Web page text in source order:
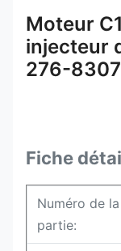
Moteur
injecteur
276-
Fiche
Numéro de la
partie: